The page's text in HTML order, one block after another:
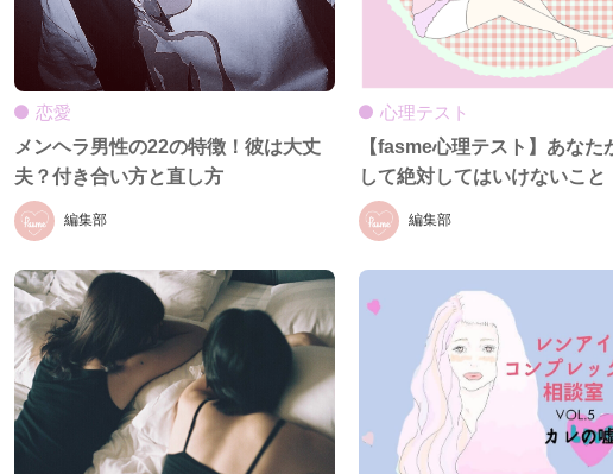
編集部
恋愛
メンヘラ男性の22の特徴！彼は大丈
夫？付き合い方と直し方
編集部
心理テスト
【fasme心理テスト】あなた
して絶対してはいけないこと